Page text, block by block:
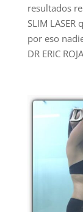
resultados
SLIM
por eso
DR ERIC